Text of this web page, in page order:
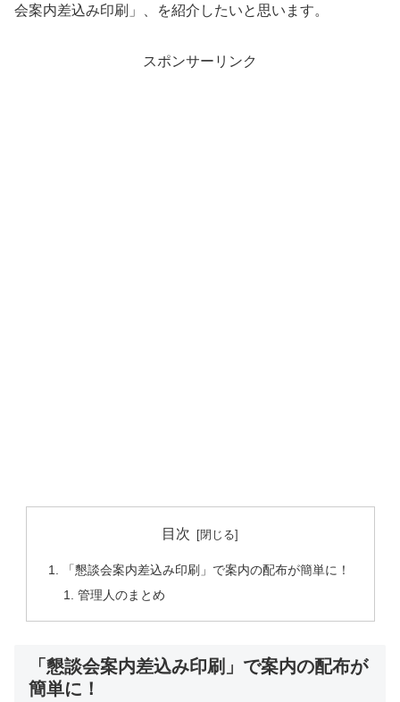
会案内差込み印刷」、を紹介したいと思います。
スポンサーリンク
目次
「懇談会案内差込み印刷」で案内の配布が簡単に！
管理人のまとめ
「懇談会案内差込み印刷」で案内の配布が
簡単に！